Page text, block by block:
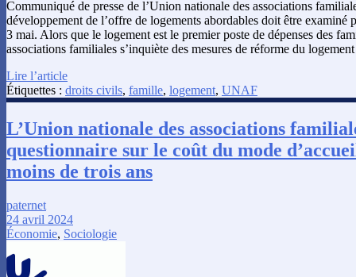
Communiqué de presse de l’Union nationale des associations
développement de l’offre de logements abordables doit être examiné
3 mai. Alors que le logement est le premier poste de dépenses des
associations familiales s’inquiète des mesures de réforme du
Lire l’article
Étiquettes : droits civils, famille, logement, UNAF
L’Union nationale des associations
questionnaire sur le coût du mode
moins de trois ans
paternet
24 avril 2024
Économie, Sociologie